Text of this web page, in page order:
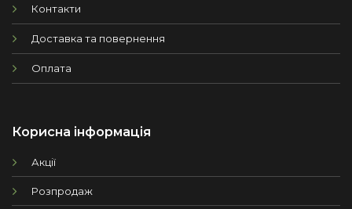
Контакти
Доставка та повернення
Оплата
Корисна інформація
Акції
Розпродаж